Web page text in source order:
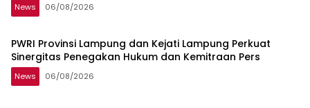
News 06/08/2026
PWRI Provinsi Lampung dan Kejati Lampung Perkuat
Sinergitas Penegakan Hukum dan Kemitraan Pers
News 06/08/2026